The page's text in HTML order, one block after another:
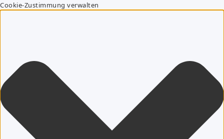
Cookie-Zustimmung verwalten